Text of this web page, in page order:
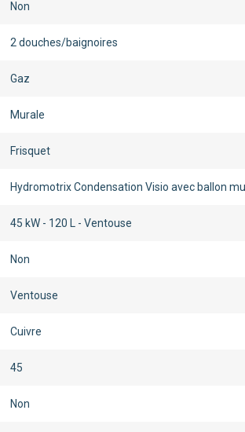
Non
2 douches/baignoires
Gaz
Murale
Frisquet
Hydromotrix Condensation Visio avec ballon
45 kW - 120 L - Ventouse
Non
Ventouse
Cuivre
45
Non